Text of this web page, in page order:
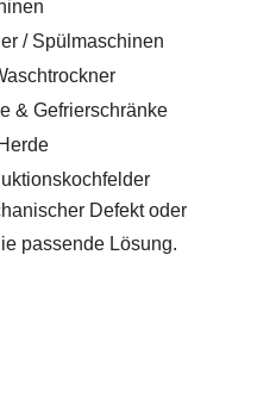
/ Spülmaschinen
& Gefrierschränke
Defekt oder
passende Lösung.